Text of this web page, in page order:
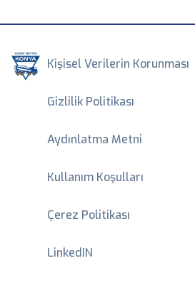
Kişisel Verilerin Korunması
Gizlilik Politikası
Aydınlatma Metni
Kullanım Koşulları
Çerez Politikası
LinkedIN